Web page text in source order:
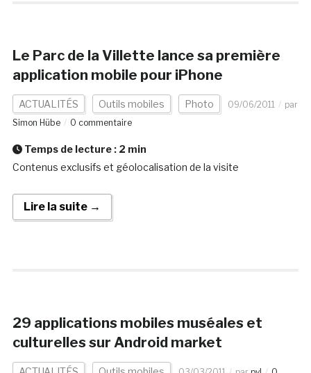
Le Parc de la Villette lance sa première
application mobile pour iPhone
ACTUALITÉS Outils mobiles Photo 09/06/2011
par
Simon Hübe
0 commentaire
Temps de lecture : 2 min
Contenus exclusifs et géolocalisation de la visite
Lire la suite →
29 applications mobiles muséales et
culturelles sur Android market